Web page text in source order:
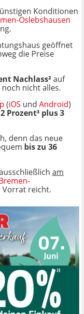
Konditionen
Oslebshausen
geöffnet
die Preise
Nachlass²auf
nicht alles.
(iOS und Android)
2 Prozent³ plus 3
denn das neue
bis zu 36
am
Vorrat reicht.